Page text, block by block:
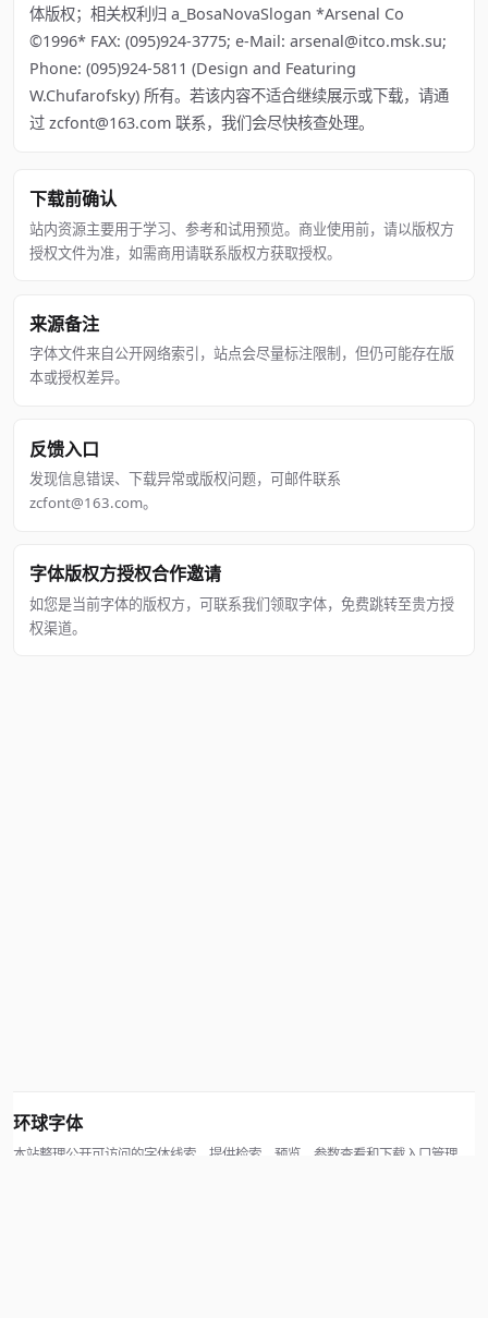
体版权；相关权利归 a_BosaNovaSlogan *Arsenal Co
©1996* FAX: (095)924-3775; e-Mail: arsenal@itco.msk.su;
Phone: (095)924-5811 (Design and Featuring
W.Chufarofsky) 所有。若该内容不适合继续展示或下载，请通
过 zcfont@163.com 联系，我们会尽快核查处理。
下载前确认
站内资源主要用于学习、参考和试用预览。商业使用前，请以版权方
授权文件为准，如需商用请联系版权方获取授权。
来源备注
字体文件来自公开网络索引，站点会尽量标注限制，但仍可能存在版
本或授权差异。
反馈入口
发现信息错误、下载异常或版权问题，可邮件联系
zcfont@163.com。
字体版权方授权合作邀请
如您是当前字体的版权方，可联系我们领取字体，免费跳转至贵方授
权渠道。
环球字体
本站整理公开可访问的字体线索，提供检索、预览、参数查看和下载入口管理。